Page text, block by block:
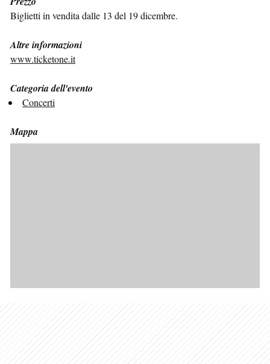
Biglietti in vendita dalle 13 del 19 dicembre.
Altre informazioni
www.ticketone.it
Categoria dell'evento
Concerti
Mappa